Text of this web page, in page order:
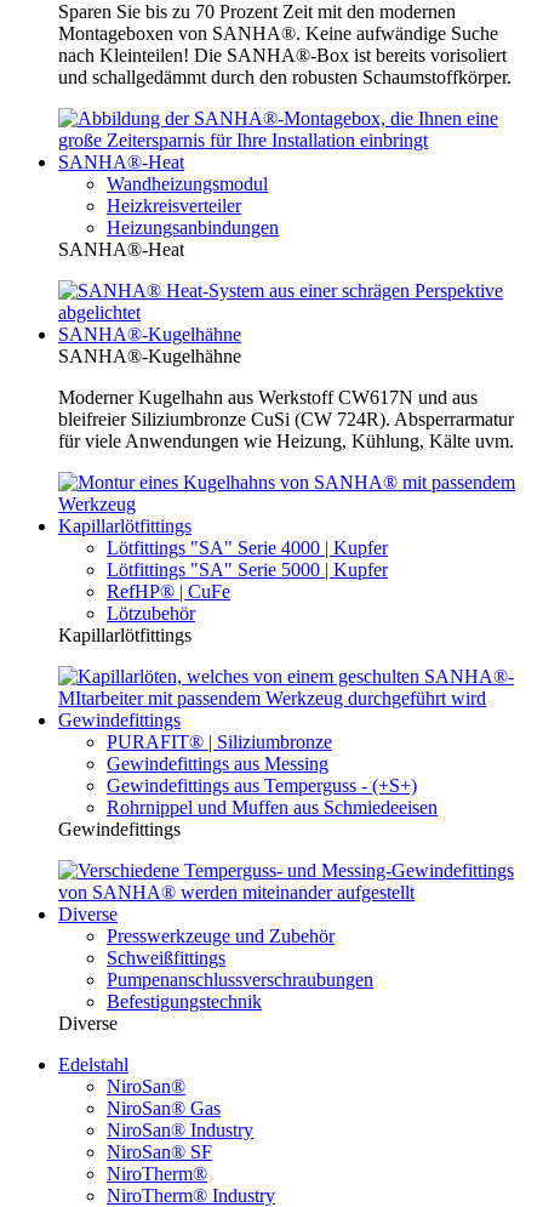
Sparen Sie bis zu 70 Prozent Zeit mit den modernen
Montageboxen von SANHA®. Keine aufwändige Suche
nach Kleinteilen! Die SANHA®-Box ist bereits vorisoliert
und schallgedämmt durch den robusten Schaumstoffkörper.
SANHA®-Heat
Wandheizungsmodul
Heizkreisverteiler
Heizungsanbindungen
SANHA®-Heat
SANHA®-Kugelhähne
SANHA®-Kugelhähne
Moderner Kugelhahn aus Werkstoff CW617N und aus
bleifreier Siliziumbronze CuSi (CW 724R). Absperrarmatur
für viele Anwendungen wie Heizung, Kühlung, Kälte uvm.
Kapillarlötfittings
Lötfittings "SA" Serie 4000 | Kupfer
Lötfittings "SA" Serie 5000 | Kupfer
RefHP® | CuFe
Lötzubehör
Kapillarlötfittings
Gewindefittings
PURAFIT® | Siliziumbronze
Gewindefittings aus Messing
Gewindefittings aus Temperguss - (+S+)
Rohrnippel und Muffen aus Schmiedeeisen
Gewindefittings
Diverse
Presswerkzeuge und Zubehör
Schweißfittings
Pumpenanschlussverschraubungen
Befestigungstechnik
Diverse
Edelstahl
NiroSan®
NiroSan® Gas
NiroSan® Industry
NiroSan® SF
NiroTherm®
NiroTherm® Industry